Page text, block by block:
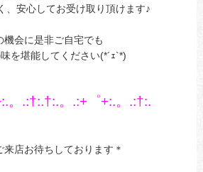
、安心してお受け取り頂けます♪
機会に是非ご自宅でも
を堪能してください(*´ｪ`*)
。.:†:.†:.。.:+゜+:.。.:†:.
来店お待ちしております＊